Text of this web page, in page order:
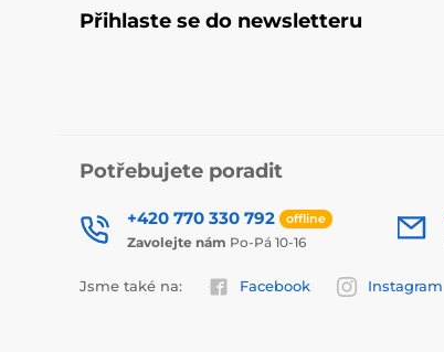
Přihlaste se do newsletteru
Potřebujete poradit
+420 770 330 792 offline
Zavolejte nám Po-Pá 10-16
Jsme také na: Facebook Instagram